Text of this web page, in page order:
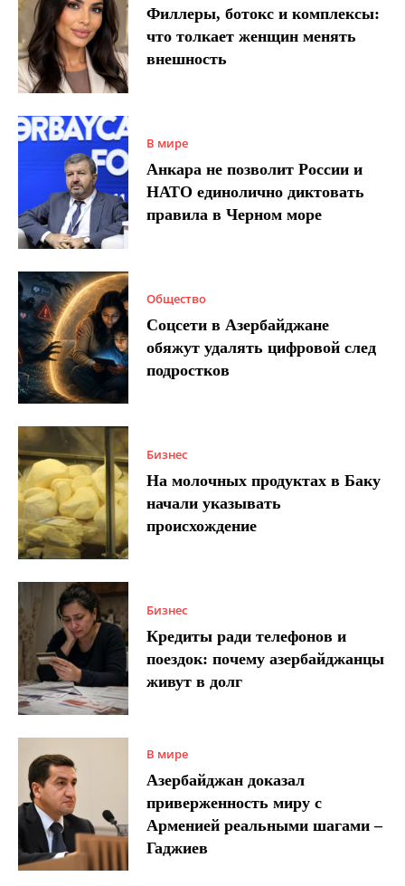
Филлеры, ботокс и комплексы:
что толкает женщин менять
внешность
В мире
Анкара не позволит России и
НАТО единолично диктовать
правила в Черном море
Общество
Соцсети в Азербайджане
обяжут удалять цифровой след
подростков
Бизнес
На молочных продуктах в Баку
начали указывать
происхождение
Бизнес
Кредиты ради телефонов и
поездок: почему азербайджанцы
живут в долг
В мире
Азербайджан доказал
приверженность миру с
Арменией реальными шагами –
Гаджиев